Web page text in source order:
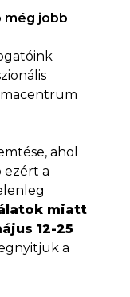
még jobb
ahol
ezért a
miatt
12-25
a